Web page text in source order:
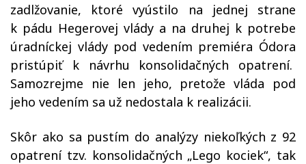
zadlžovanie, ktoré vyústilo na jednej strane
k pádu Hegerovej vlády a na druhej k potrebe
úradníckej vlády pod vedením premiéra Ódora
pristúpiť k návrhu konsolidačných opatrení.
Samozrejme nie len jeho, pretože vláda pod
jeho vedením sa už nedostala k realizácii.
Skôr ako sa pustím do analýzy niekoľkých z 92
opatrení tzv. konsolidačných „Lego kociek“, tak